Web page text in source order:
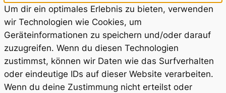
Um dir ein optimales Erlebnis zu bieten, verwenden
wir Technologien wie Cookies, um
Geräteinformationen zu speichern und/oder darauf
zuzugreifen. Wenn du diesen Technologien
zustimmst, können wir Daten wie das Surfverhalten
oder eindeutige IDs auf dieser Website verarbeiten.
Wenn du deine Zustimmung nicht erteilst oder